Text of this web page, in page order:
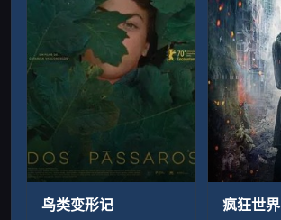
鸟类变形记 疯狂世界